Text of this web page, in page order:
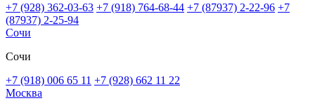
+7 (928) 362-03-63 +7 (918) 764-68-44 +7 (87937) 2-22-96 +7
(87937) 2-25-94
Сочи
Сочи
+7 (918) 006 65 11 +7 (928) 662 11 22
Москва